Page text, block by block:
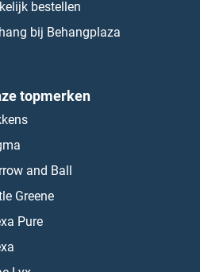
bestellen
bij Behangplaza
topmerken
and Ball
Greene
Pure